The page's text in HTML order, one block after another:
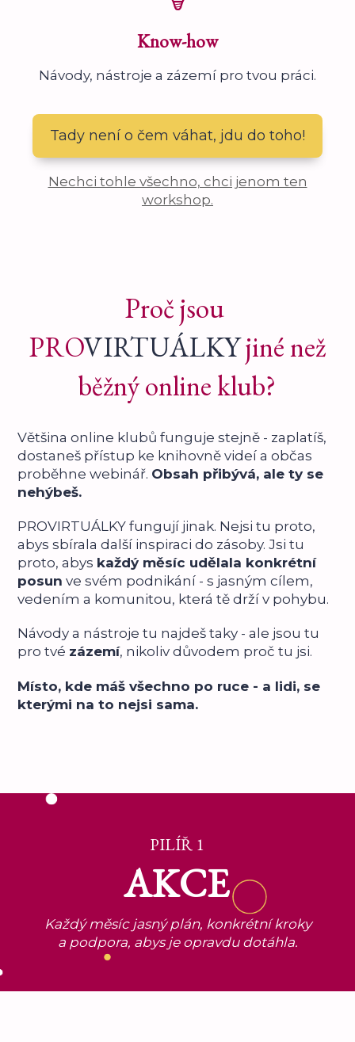
Know-how
Návody, nástroje a zázemí pro tvou práci.
Tady není o čem váhat, jdu do toho!
Nechci tohle všechno, chci jenom ten
workshop.
Proč jsou
PROVIRTUÁLKYjiné než
běžný online klub?
Většina online klubů funguje stejně - zaplatíš,
dostaneš přístup ke knihovně videí a občas
proběhne webinář. Obsah přibývá, ale ty se
nehýbeš.
PROVIRTUÁLKY fungují jinak. Nejsi tu proto,
abys sbírala další inspiraci do zásoby. Jsi tu
proto, abys každý měsíc udělala konkrétní
posun ve svém podnikání - s jasným cílem,
vedením a komunitou, která tě drží v pohybu.
Návody a nástroje tu najdeš taky - ale jsou tu
pro tvé zázemí, nikoliv důvodem proč tu jsi.
Místo, kde máš všechno po ruce - a lidi, se
kterými na to nejsi sama.
PILÍŘ 1
AKCE
Každý měsíc jasný plán, konkrétní kroky
a podpora, abys je opravdu dotáhla.